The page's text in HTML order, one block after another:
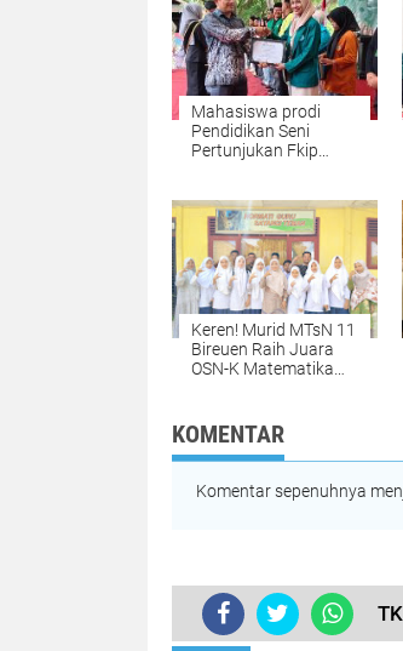
Mahasiswa prodi
Pendidikan Seni
Pertunjukan Fkip
Keren! Murid MTsN 11
Bireuen Raih Juara
OSN-K Matematika
KOMENTAR
Komentar sepenuhnya
TERKINI